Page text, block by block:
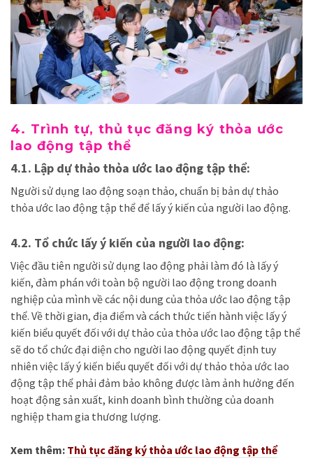
4. Trình tự, thủ tục đăng ký thỏa ước
lao động tập thể
4.1. Lập dự thảo thỏa ước lao động tập thể:
Người sử dụng lao động soạn thảo, chuẩn bị bản dự thảo
thỏa ước lao động tập thể để lấy ý kiến của người lao động.
4.2. Tổ chức lấy ý kiến của người lao động:
Việc đầu tiên người sử dụng lao động phải làm đó là lấy ý
kiến, đàm phán với toàn bộ người lao động trong doanh
nghiệp của mình về các nội dung của thỏa ước lao động tập
thể. Về thời gian, địa điểm và cách thức tiến hành việc lấy ý
kiến biểu quyết đối với dự thảo của thỏa ước lao động tập thể
sẽ do tổ chức đại diện cho người lao động quyết định tuy
nhiên việc lấy ý kiến biểu quyết đối với dự thảo thỏa ước lao
động tập thể phải đảm bảo không được làm ảnh hưởng đến
hoạt động sản xuất, kinh doanh bình thường của doanh
nghiệp tham gia thương lượng.
Xem thêm: Thủ tục đăng ký thỏa ước lao động tập thể